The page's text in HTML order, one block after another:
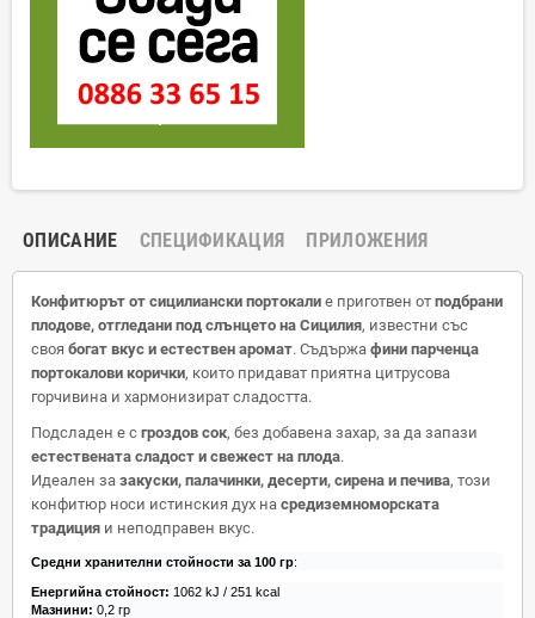
ОПИСАНИЕ СПЕЦИФИКАЦИЯ ПРИЛОЖЕНИЯ
Конфитюрът от сицилиански портокали е приготвен от подбрани
плодове, отгледани под слънцето на Сицилия, известни със
своя богат вкус и естествен аромат. Съдържа фини парченца
портокалови корички, които придават приятна цитрусова
горчивина и хармонизират сладостта.
Подсладен е с гроздов сок, без добавена захар, за да запази
естествената сладост и свежест на плода.
Идеален за закуски, палачинки, десерти, сирена и печива, този
конфитюр носи истинския дух на средиземноморската
традиция и неподправен вкус.
Средни хранителни стойности за 100 гр:
Енергийна стойност: 1062 kJ / 251 kcal
Мазнини: 0,2 гр